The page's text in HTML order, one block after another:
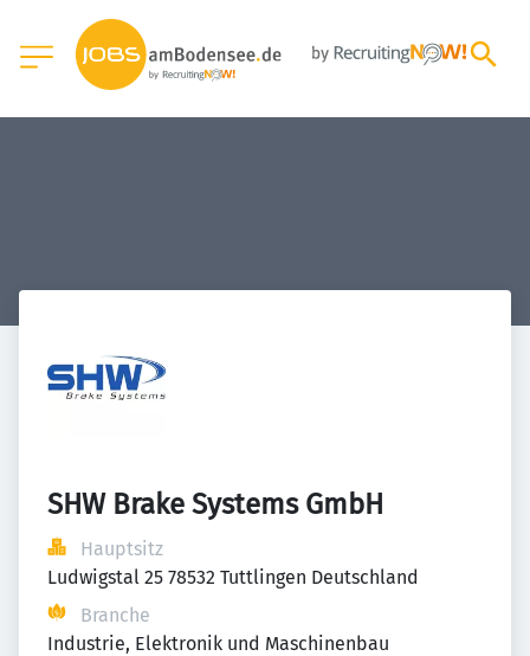
SHW Brake Systems GmbH
Hauptsitz
Ludwigstal 25 78532 Tuttlingen Deutschland
Branche
Industrie, Elektronik und Maschinenbau